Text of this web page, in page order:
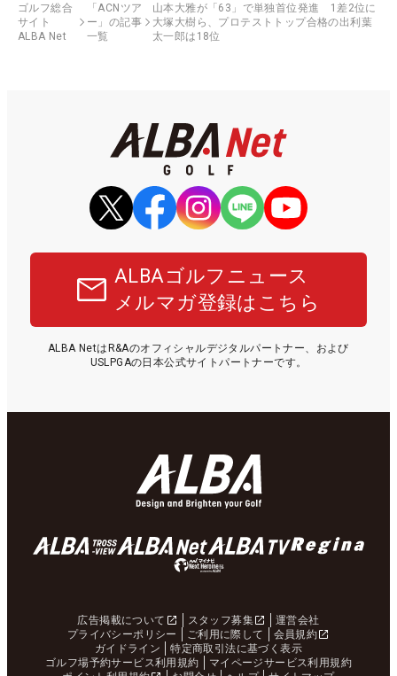
ゴルフ総合
サイト
ALBA Net
「ACNツア
ー」の記事
一覧
山本大雅が「63」で単独首位発進 1差2位に
大塚大樹ら、プロテストトップ合格の出利葉
太一郎は18位
ALBAゴルフニュース
メルマガ登録はこちら
ALBA NetはR&Aのオフィシャルデジタルパートナー、および
USLPGAの日本公式サイトパートナーです。
広告掲載について スタッフ募集
運営会社
プライバシーポリシー
ご利用に際して
会員規約
ガイドライン
特定商取引法に基づく表示
ゴルフ場予約サービス利用規約
マイページサービス利用規約